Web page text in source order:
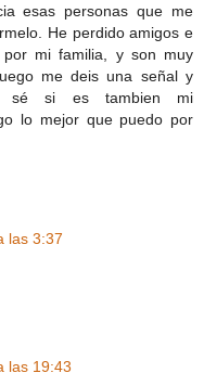
esas personas que me
He perdido amigos e
mi familia, y son muy
me deis una señal y
sé si es tambien mi
lo mejor que puedo por
las 3:37
las 19:43